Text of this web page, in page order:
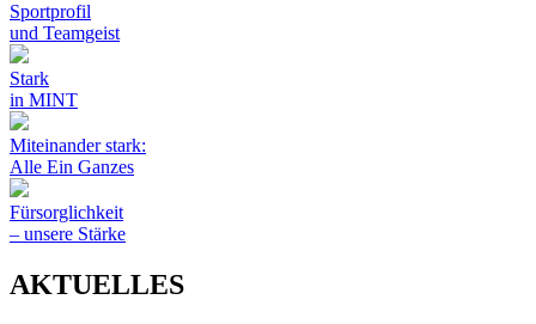
Sportprofil
und Teamgeist
Stark
in MINT
Miteinander stark:
Alle Ein Ganzes
Fürsorglichkeit
– unsere Stärke
AKTUELLES